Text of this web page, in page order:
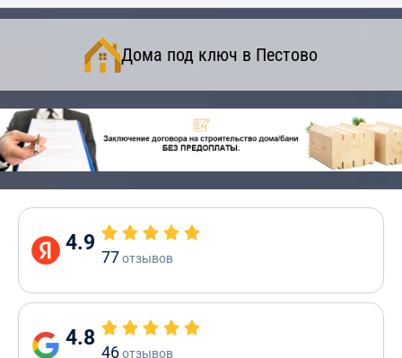
Дома под ключ в Пестово
4.9
77отзывов
4.8
46отзывов